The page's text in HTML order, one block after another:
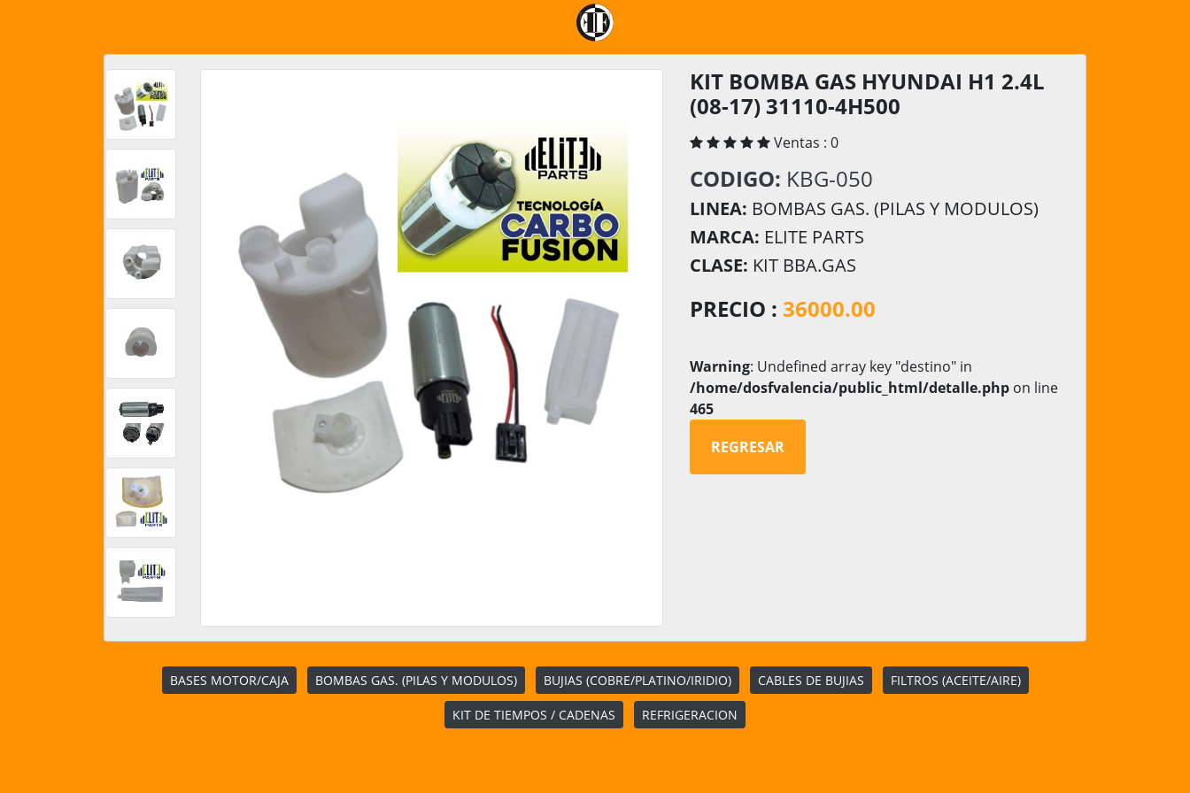
KIT BOMBA GAS HYUNDAI H1 2.4L
(08-17) 31110-4H500
Ventas : 0
CODIGO: KBG-050
LINEA: BOMBAS GAS. (PILAS Y MODULOS)
MARCA: ELITE PARTS
CLASE: KIT BBA.GAS
PRECIO : 36000.00
Warning: Undefined array key "destino" in
/home/dosfvalencia/public_html/detalle.php on line
465
REGRESAR
BASES MOTOR/CAJA BOMBAS GAS. (PILAS Y MODULOS) BUJIAS (COBRE/PLATINO/IRIDIO) CABLES DE BUJIAS FILTROS (ACEITE/AIRE)
KIT DE TIEMPOS / CADENAS REFRIGERACION